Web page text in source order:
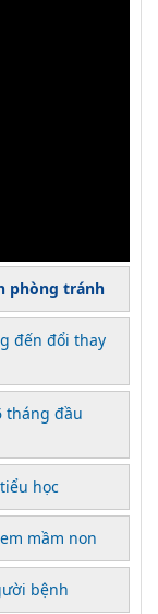
phòng tránh
đến đổi thay
tháng đầu
học
mầm non
bệnh